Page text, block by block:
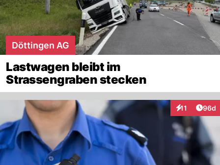
Döttingen AG
Lastwagen bleibt im
Strassengraben stecken
11
Interaktionen
96d